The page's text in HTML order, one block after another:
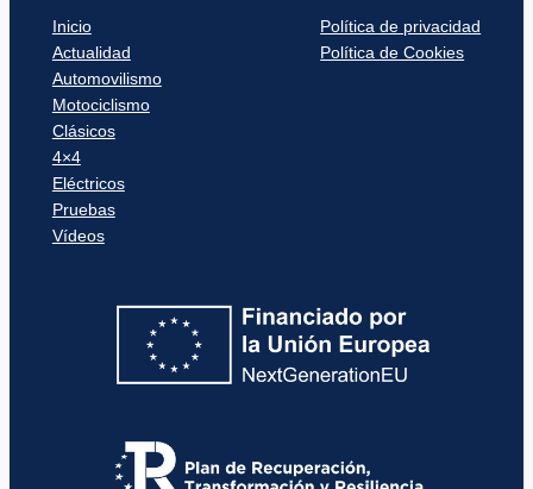
Inicio
Actualidad
Automovilismo
Motociclismo
Clásicos
4×4
Eléctricos
Pruebas
Vídeos
Política de privacidad
Política de Cookies